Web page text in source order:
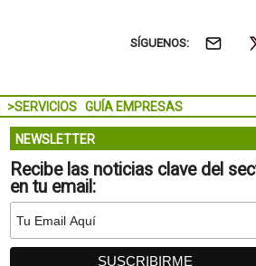
SÍGUENOS:
>SERVICIOS GUÍA EMPRESAS
NEWSLETTER
Recibe las noticias clave del
en tu email: